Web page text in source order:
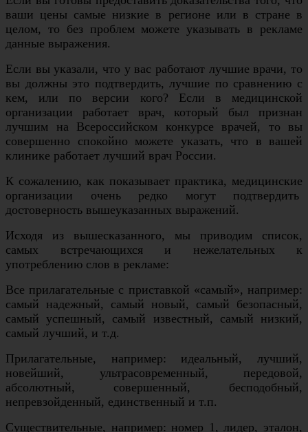
ваши цены самые низкие в регионе или в стране в
целом, то без проблем можете указывать в рекламе
данные выражения.
Если вы указали, что у вас работают лучшие врачи, то
вы должны это подтвердить, лучшие по сравнению с
кем, или по версии кого? Если в медицинской
организации работает врач, который был признан
лучшим на Всероссийском конкурсе врачей, то вы
совершенно спокойно можете указать, что в вашей
клинике работает лучший врач России.
К сожалению, как показывает практика, медицинские
организации очень редко могут подтвердить
достоверность вышеуказанных выражений.
Исходя из вышесказанного, мы приводим список,
самых встречающихся и нежелательных к
употреблению слов в рекламе:
Все прилагательные с приставкой «самый», например:
самый надежный, самый новый, самый безопасный,
самый успешный, самый известный, самый низкий,
самый лучший, и т.д.
Прилагательные, например: идеальный, лучший,
новейший, ультрасовременный, передовой,
абсолютный, совершенный, бесподобный,
непревзойденный, единственный и т.п.
Существительные, например: номер 1, лидер, эталон,